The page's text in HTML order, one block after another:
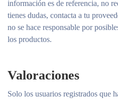
información es de referencia, no
tienes dudas, contacta a tu
no se hace responsable por
los productos.
Valoraciones
Solo los usuarios registrados que